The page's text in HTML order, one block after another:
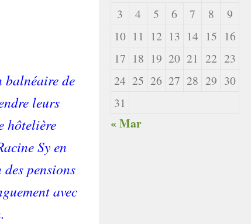
balnéaire de
leurs
hôtelière
Sy en
pensions
avec
3
4 5 6 7 8
9
10 11 12 13 14 15 16
17 18 19 20 21 22 23
24 25 26 27 28 29 30
31
« Mar